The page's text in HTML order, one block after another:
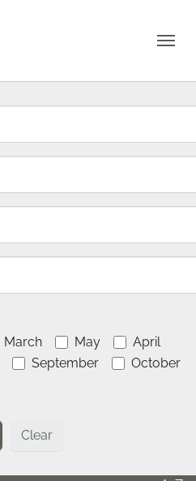
Clear
March May
April
September
October